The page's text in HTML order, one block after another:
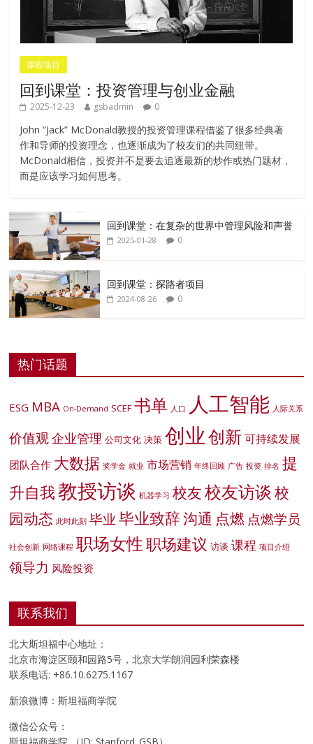
课程项目
回到课堂：投资管理与创业金融
2025-12-23 gsbadmin 0
John “Jack” McDonald教授的投资管理课程借鉴了很多经典著
作和导师的投资理念，也逐渐成为了校友们的共同纽带。
McDonald相信，投资并不是要去追逐最新的炒作或热门题材，
而是应该学习如何思考。
回到课堂：在复杂的世界中管理风险和声誉
2025-01-28 0
回到课堂：探路者项目
2024-08-26 0
热门话题
ESG MBA On-Demand SCEF 书单 人口 人工智能 人际关系
价值观企业管理 公司文化 决策 创业创新 可持续发展
团队合作 大数据 奖学金 就业 市场营销 年终回顾 广告 投资 排名 提
升自我教授访谈 机器学习 校友校友访谈校
园动态 此时此刻 毕业 毕业致辞沟通 点燃 点燃学员
社会创新 网络课程 职场女性职场建议 访谈 课程 项目介绍
领导力 风险投资
联系我们
北大斯坦福中心地址：
北京市海淀区颐和园路5号，北京大学朗润园利荣森楼
联系电话: +86.10.6275.1167
新浪微博：斯坦福商学院
微信公众号：